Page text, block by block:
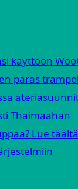
käyttöön
paras
Thaimaahan
Lue